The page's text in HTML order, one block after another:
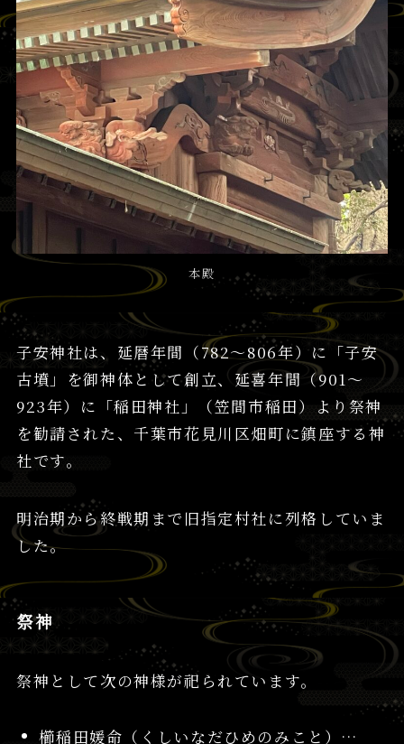
本殿
子安神社は、延暦年間（782～806年）に「子安
古墳」を御神体として創立、延喜年間（901～
923年）に「稲田神社」（笠間市稲田）より祭神
を勧請された、千葉市花見川区畑町に鎮座する神
社です。
明治期から終戦期まで旧指定村社に列格していま
した。
祭神
祭神として次の神様が祀られています。
櫛稲田媛命（くしいなだひめのみこと）…